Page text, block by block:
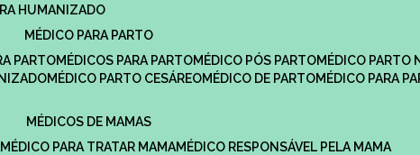
HUMANIZADO
MÉDICO PARA PARTO
PARTO MÉDICOS PARA PARTO MÉDICO PÓS PARTO
MÉDICO PARTO
MÉDICO PARTO CESÁREO MÉDICO DE PARTO
MÉDICO PARA
MÉDICOS DE MAMAS
MÉDICO PARA TRATAR MAMA
MÉDICO RESPONSÁVEL PELA MAMA